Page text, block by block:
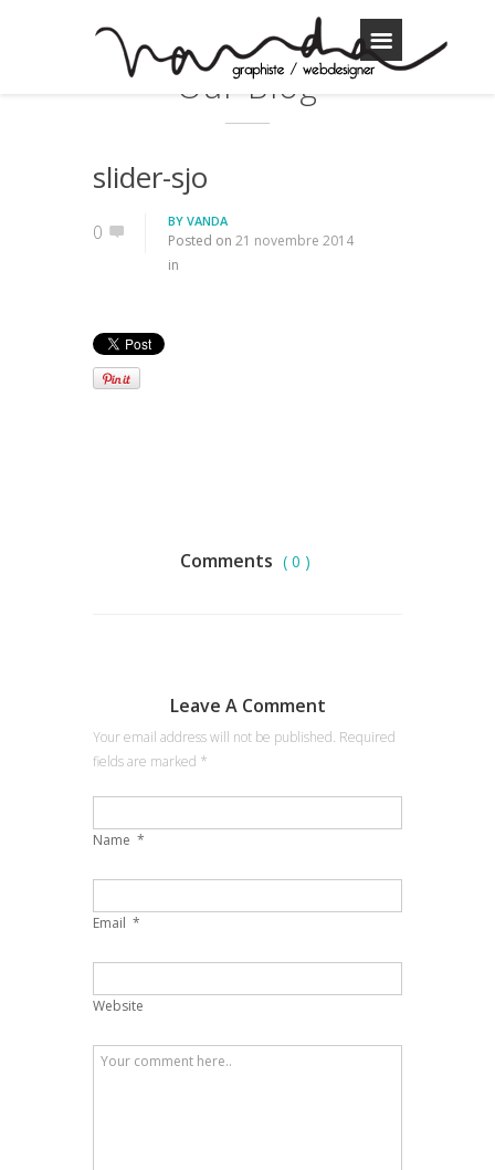
Our Blog
slider-sjo
0 BY VANDA
Posted on 21 novembre 2014
in
Comments ( 0 )
Leave A Comment
Your email address will not be published. Required
fields are marked *
Name *
Email *
Website